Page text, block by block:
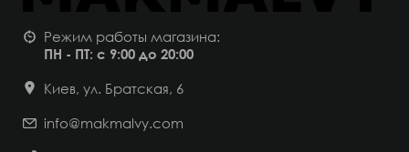
Режим работы магазина:
ПН - ПТ: с 9:00 до 20:00
Киев, ул. Братская, 6
info@makmalvy.com